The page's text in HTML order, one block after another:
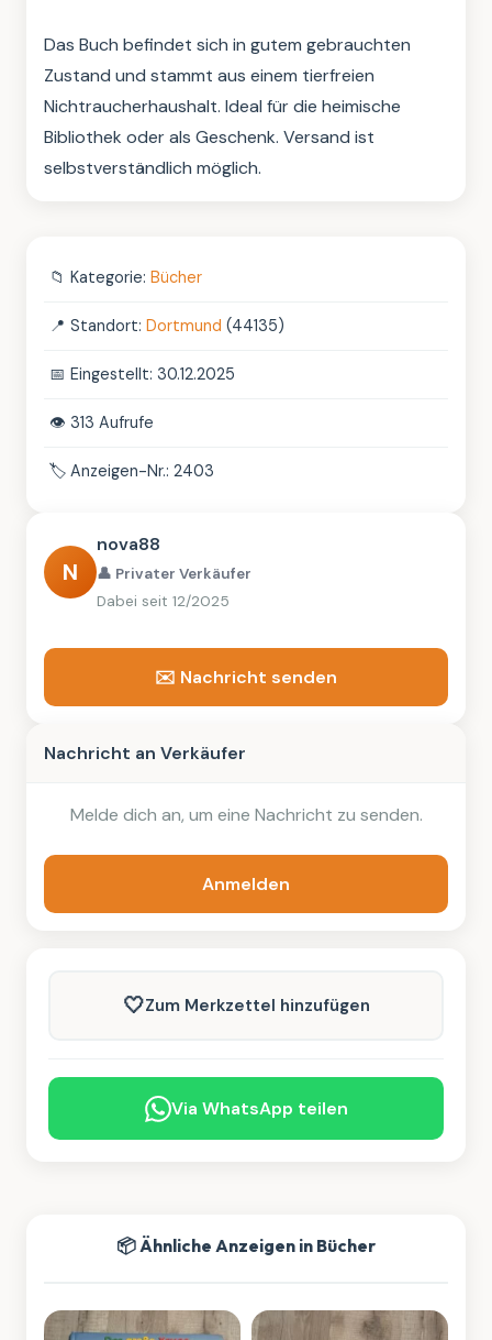
Das Buch befindet sich in gutem gebrauchten
Zustand und stammt aus einem tierfreien
Nichtraucherhaushalt. Ideal für die heimische
Bibliothek oder als Geschenk. Versand ist
selbstverständlich möglich.
📁 Kategorie: Bücher
📍 Standort: Dortmund (44135)
📅 Eingestellt: 30.12.2025
👁️ 313 Aufrufe
🏷️ Anzeigen-Nr.: 2403
N
nova88
👤 Privater Verkäufer
Dabei seit 12/2025
✉️ Nachricht senden
Nachricht an Verkäufer
Melde dich an, um eine Nachricht zu senden.
Anmelden
🤍Zum Merkzettel hinzufügen
Via WhatsApp teilen
📦 Ähnliche Anzeigen in Bücher